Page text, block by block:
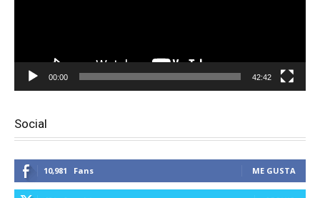
00:00 42:42
Social
10,981 Fans ME GUSTA